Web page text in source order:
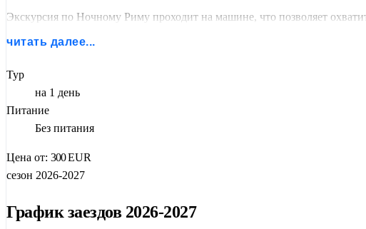
Экскурсия по Ночному Риму проходит на машине, что позволяет
читать далее...
Тур
на 1 день
Питание
Без питания
Цена от: 300EUR
сезон 2026-2027
График заездов 2026-2027